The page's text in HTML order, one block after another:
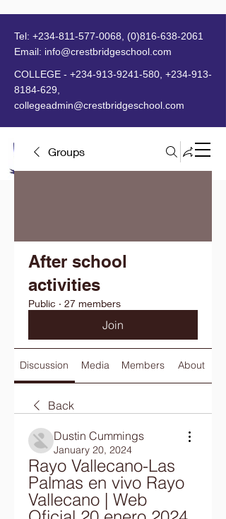
MENU
Tel: +234-811-577-0068
(0)816-638-2061
Email: info@crestbridgeschool.com
COLLEGE - +234-913-9241-580 +234-913-
8184-629
collegeadmin@crestbridgeschool.com
Groups
After school
activities
Public · 27 members
Join
Discussion Media Members About
Back
Dustin Cummings
January 20, 2024
Rayo Vallecano-Las
Palmas en vivo Rayo
Vallecano | Web